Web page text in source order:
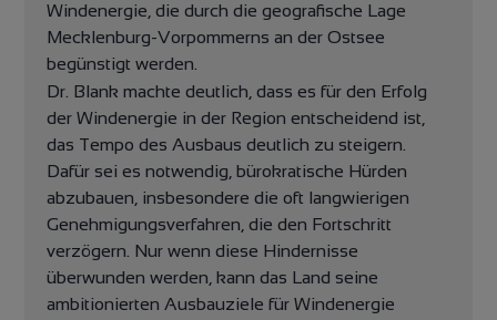
Windenergie, die durch die geografische Lage
Mecklenburg-Vorpommerns an der Ostsee
begünstigt werden.
Dr. Blank machte deutlich, dass es für den Erfolg
der Windenergie in der Region entscheidend ist,
das Tempo des Ausbaus deutlich zu steigern.
Dafür sei es notwendig, bürokratische Hürden
abzubauen, insbesondere die oft langwierigen
Genehmigungsverfahren, die den Fortschritt
verzögern. Nur wenn diese Hindernisse
überwunden werden, kann das Land seine
ambitionierten Ausbauziele für Windenergie